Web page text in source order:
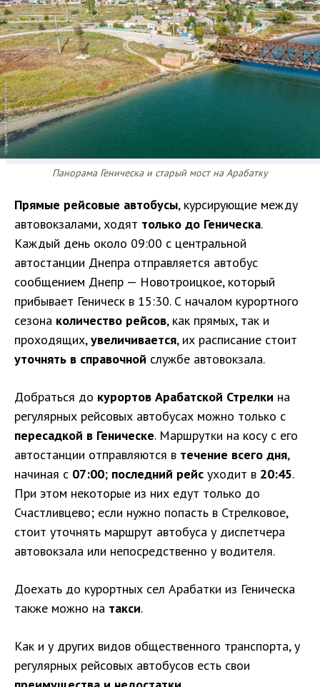
Панорама Геническа и старый мост на Арабатку
Прямые рейсовые автобусы, курсирующие между
автовокзалами, ходят только до Геническа.
Каждый день около 09:00 с центральной
автостанции Днепра отправляется автобус
сообщением Днепр — Новотроицкое, который
прибывает Геническ в 15:30. С началом курортного
сезона количество рейсов, как прямых, так и
проходящих,увеличивается, их расписание стоит
уточнять в справочной службе автовокзала.
Добраться до курортов Арабатской Стрелки на
регулярных рейсовых автобусах можно только с
пересадкой в Геническе. Маршрутки на косу с его
автостанции отправляются в течение всего дня,
начиная с 07:00; последний рейс уходит в 20:45.
При этом некоторые из них едут только до
Счастливцево; если нужно попасть в Стрелковое,
стоит уточнять маршрут автобуса у диспетчера
автовокзала или непосредственно у водителя.
Доехать до курортных сел Арабатки из Геническа
также можно на такси.
Как и у других видов общественного транспорта, у
регулярных рейсовых автобусов есть свои